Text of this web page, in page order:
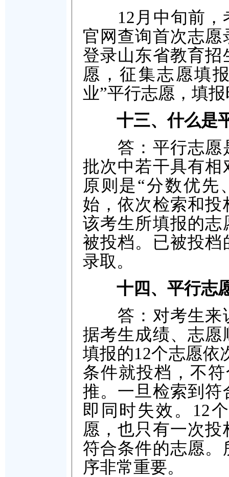
12月中旬前，
官网查询首次志
登录山东省教育
愿，征集志愿填
业”平行志愿，填
十三、什么是
答：平行志愿
批次中若干具有
原则是“分数优先
始，依次检索和
该考生所填报的
被投档。已被投
录取。
十四、平行志
答：对考生来
据考生成绩、志
填报的12个志愿依
条件就投档，不
推。一旦检索到
即同时失效。12
愿，也只有一次
符合条件的志愿
序非常重要。